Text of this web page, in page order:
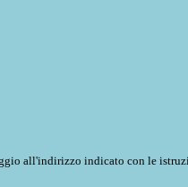
all'indirizzo indicato con le